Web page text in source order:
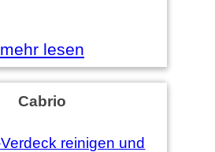
mehr lesen
Cabrio